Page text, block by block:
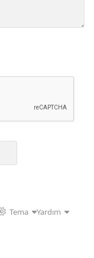
Tema
Yardım